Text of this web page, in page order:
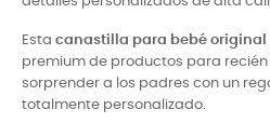
Esta canastilla para bebé original
premium de productos para
sorprender a los padres con un
totalmente personalizado.